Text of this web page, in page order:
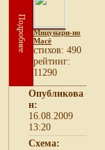
Подробнее
Мицунари-но
Масё
cтихов: 490
рейтинг:
11290
Опубликова
н:
16.08.2009
13:20
Схема: